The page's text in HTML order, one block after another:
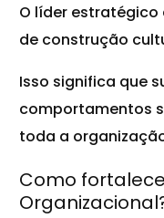
O líder
de construção
Isso significa que
comportamentos
toda a
Como